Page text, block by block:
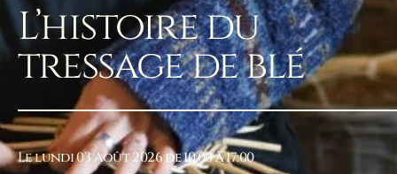
L’histoire du
tressage de blé
Le lundi 03 Août 2026 de 10:00 à 17:00